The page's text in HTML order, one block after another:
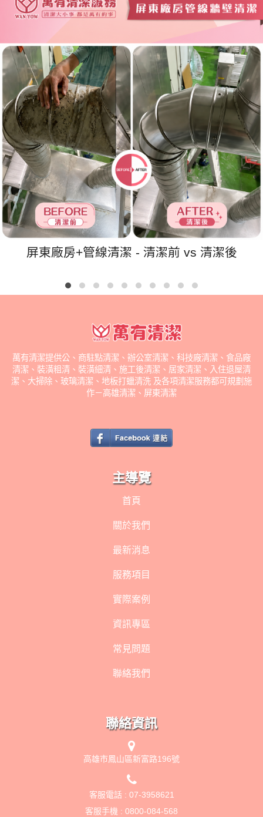
屏東廠房+管線清潔 - 清潔前 vs 清潔後
萬有清潔提供公、商駐點清潔、辦公室清潔、科技廠清潔、食品廠
清潔、裝潢粗清、裝潢細清、施工後清潔、居家清潔、入住退屋清
潔、大掃除、玻璃清潔、地板打蠟清洗 及各項清潔服務都可規劃施
作－高雄清潔、屏東清潔
主導覽
首頁
關於我們
最新消息
服務項目
實際案例
資訊專區
常見問題
聯絡我們
聯絡資訊
高雄市鳳山區新富路196號
客服電話 : 07-3958621
客服手機 : 0800-084-568